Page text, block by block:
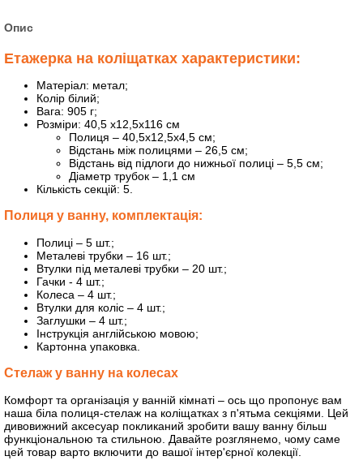
Опис
Етажерка на коліщатках характеристики:
Матеріал: метал;
Колір білий;
Вага: 905 г;
Розміри: 40,5 х12,5х116 см
Полиця – 40,5х12,5х4,5 см;
Відстань між полицями – 26,5 см;
Відстань від підлоги до нижньої полиці – 5,5 см;
Діаметр трубок – 1,1 см
Кількість секцій: 5.
Полиця у ванну, комплектація:
Полиці – 5 шт.;
Металеві трубки – 16 шт.;
Втулки під металеві трубки – 20 шт.;
Гачки - 4 шт.;
Колеса – 4 шт.;
Втулки для коліс – 4 шт.;
Заглушки – 4 шт.;
Інструкція англійською мовою;
Картонна упаковка.
Стелаж у ванну на колесах
Комфорт та організація у ванній кімнаті – ось що пропонує вам
наша біла полиця-стелаж на коліщатках з п'ятьма секціями. Цей
дивовижний аксесуар покликаний зробити вашу ванну більш
функціональною та стильною. Давайте розглянемо, чому саме
цей товар варто включити до вашої інтер'єрної колекції.